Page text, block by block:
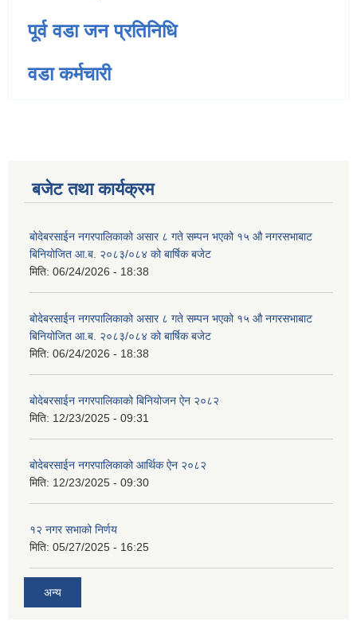
पूर्व वडा जन प्रतिनिधि
वडा कर्मचारी
बजेट तथा कार्यक्रम
बोदेबरसाईन नगरपालिकाको असार ८ गते सम्पन भएको १५ ‍‍‍औ नगरसभाबाट
बिनियोजित आ.ब. २०८३/०८४ को बार्षिक बजेट
मिति: 06/24/2026 - 18:38
बोदेबरसाईन नगरपालिकाको असार ८ गते सम्पन भएको १५ ‍‍‍औ नगरसभाबाट
बिनियोजित आ.ब. २०८३/०८४ को बार्षिक बजेट
मिति: 06/24/2026 - 18:38
बोदेबरसाईन नगरपालिकाको बिनियोजन ऐन २०८२
मिति: 12/23/2025 - 09:31
बोदेबरसाईन नगरपालिकाको आर्थिक ऐन २०८२
मिति: 12/23/2025 - 09:30
१२ नगर सभाको निर्णय
मिति: 05/27/2025 - 16:25
अन्य